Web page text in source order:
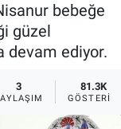
bebeğe
güzel
devam ediyor.
3 81.3K
GÖSTERIM